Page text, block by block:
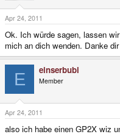
Apr 24, 2011
Ok. Ich würde sagen, lassen
mich an dich wenden. Danke
E einserbubi
Member
Apr 24, 2011
also ich habe einen GP2X wiz